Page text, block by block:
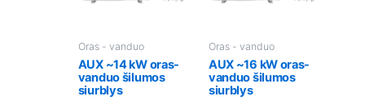
Oras - vanduo
AUX ~14 kW oras-
vanduo šilumos
siurblys
Oras - vanduo
AUX ~16 kW oras-
vanduo šilumos
siurblys